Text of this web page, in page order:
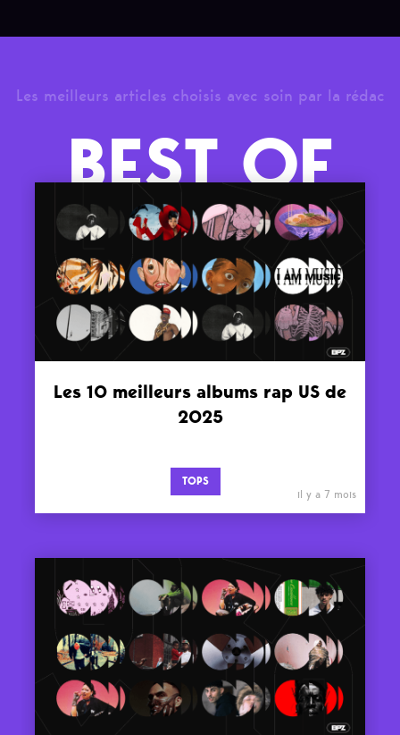
Les meilleurs articles choisis avec soin par la rédac
BEST OF
Les 10 meilleurs albums rap US de
2025
TOPS
il y a 7 mois